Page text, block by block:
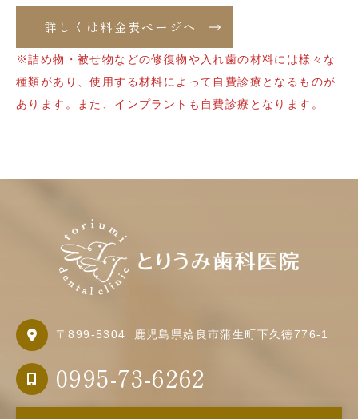
詳しくは料金表ページへ
※詰め物・被せ物などの修復物や入れ歯の材料には様々な
種類があり、使用する材料によって自費診療となるものが
あります。また、インプラントも自費診療となります。
〒899-5304 鹿児島県姶良市蒲生町下久徳776-1
0995-73-6262